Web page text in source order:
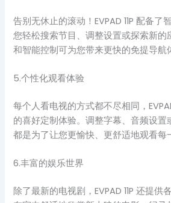
告别无休止的滚动！EVPAD 11P 配备了
您轻松搜索节目、调整设置或探索新的
和智能控制可为您带来更快的免提导航
5.个性化观看体验
每个人看电视的方式都不尽相同，
的喜好定制体验。调整字幕、音频设
都是为了让您更愉快、更舒适地观看每
6.丰富的娱乐世界
除了最新的电视剧，EVPAD 11P 还提